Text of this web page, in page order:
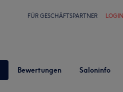
FÜR GESCHÄFTSPARTNER LOGIN
Bewertungen Saloninfo